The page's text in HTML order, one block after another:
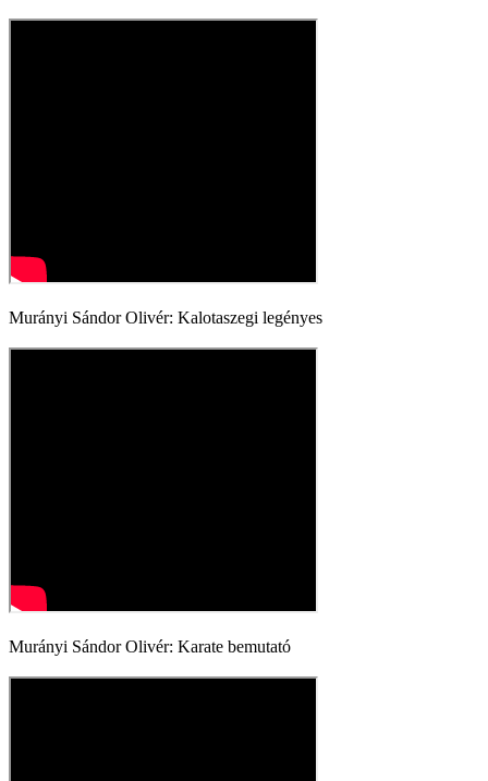
Murányi Sándor Olivér: Kalotaszegi legényes
Murányi Sándor Olivér: Karate bemutató